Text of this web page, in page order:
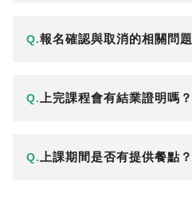
Q.報名確認與取消的相關問題
Q. 上完課程會有結業證明嗎？
Q. 上課期間是否有提供餐點？